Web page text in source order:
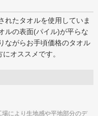
お問い合わせ
れたタオルを使用していま
ルの表面(パイル)が平らな
ながらお手頃価格のタオル
オススメです。
により生地感や平地部分のデ